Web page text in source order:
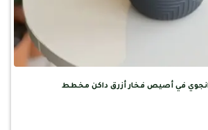
في أصيص فخار أزرق داكن مخطط